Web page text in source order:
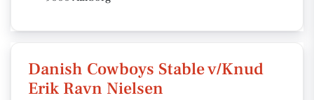
Danish Cowboys Stable v/Knud
Erik Ravn Nielsen